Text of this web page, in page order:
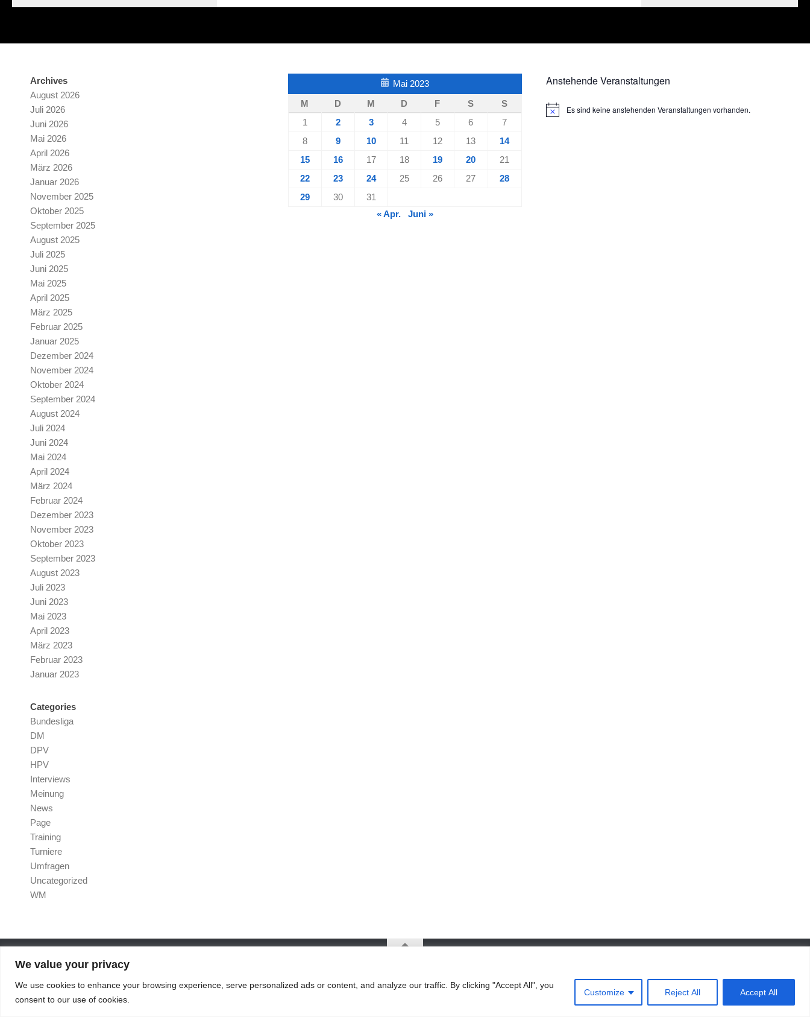
We value your privacy
We use cookies to enhance your browsing experience, serve personalized ads or content, and analyze our traffic. By clicking "Accept All", you
consent to our use of cookies.
Customize Reject All Accept All
Archives
August 2026
Juli 2026
Juni 2026
Mai 2026
April 2026
März 2026
Januar 2026
November 2025
Oktober 2025
September 2025
August 2025
Juli 2025
Juni 2025
Mai 2025
April 2025
März 2025
Februar 2025
Januar 2025
Dezember 2024
November 2024
Oktober 2024
September 2024
August 2024
Juli 2024
Juni 2024
Mai 2024
April 2024
März 2024
Februar 2024
Dezember 2023
November 2023
Oktober 2023
September 2023
August 2023
Juli 2023
Juni 2023
Mai 2023
April 2023
März 2023
Februar 2023
Januar 2023
Categories
Bundesliga
DM
DPV
HPV
Interviews
Meinung
News
Page
Training
Turniere
Umfragen
Uncategorized
WM
Mai 2023
M
D M D F S
S
1
2 3 4 5 6
7
8
9 10 11 12 13
14
15
16 17 18 19 20
21
22
23 24 25 26 27
28
29
30
31
« Apr.
Juni »
Anstehende Veranstaltungen
HinweisEs sind keine anstehenden Veranstaltungen vorhanden.
- Entworfen mit dem Hueman-Theme